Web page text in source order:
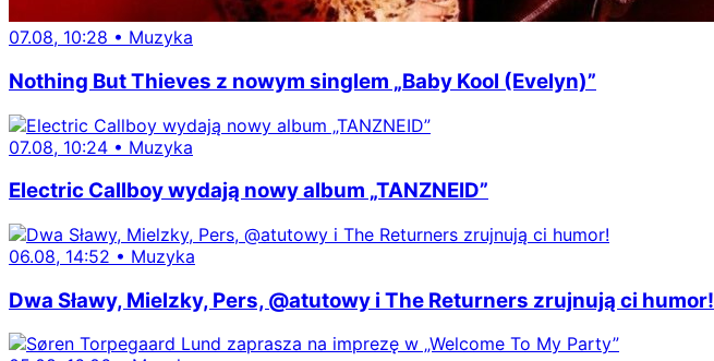
07.08, 10:28 • Muzyka
Nothing But Thieves z nowym singlem „Baby Kool (Evelyn)”
07.08, 10:24 • Muzyka
Electric Callboy wydają nowy album „TANZNEID”
06.08, 14:52 • Muzyka
Dwa Sławy, Mielzky, Pers, @atutowy i The Returners zrujnują ci humor!